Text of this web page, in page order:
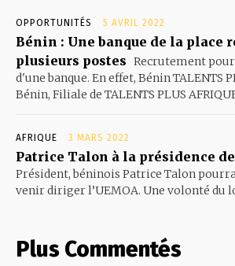
OPPORTUNITÉS 5 AVRIL 2022
Bénin : Une banque de la place
plusieurs postes Recrutement
d'une banque. En effet, Bénin TALENTS
Bénin, Filiale de TALENTS PLUS
AFRIQUE 3 MARS 2022
Patrice Talon à la présidence de
Président, béninois Patrice Talon
venir diriger l’UEMOA. Une volonté du
Plus Commentés